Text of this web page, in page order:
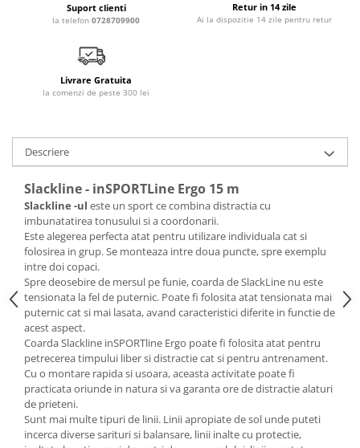
Suport clienti
la telefon 0728709900
Retur in 14 zile
Ai la dispozitie 14 zile pentru retur
Livrare Gratuita
la comenzi de peste 300 lei
Descriere
Slackline - inSPORTLine Ergo 15 m
Slackline -ul este un sport ce combina distractia cu
imbunatatirea tonusului si a coordonarii.
Este alegerea perfecta atat pentru utilizare individuala cat si
folosirea in grup. Se monteaza intre doua puncte, spre exemplu
intre doi copaci.
Spre deosebire de mersul pe funie, coarda de SlackLine nu este
tensionata la fel de puternic. Poate fi folosita atat tensionata mai
puternic cat si mai lasata, avand caracteristici diferite in functie de
acest aspect.
Coarda Slackline inSPORTline Ergo poate fi folosita atat pentru
petrecerea timpului liber si distractie cat si pentru antrenament.
Cu o montare rapida si usoara, aceasta activitate poate fi
practicata oriunde in natura si va garanta ore de distractie alaturi
de prieteni.
Sunt mai multe tipuri de linii. Linii apropiate de sol unde puteti
incerca diverse sarituri si balansare, linii inalte cu protectie,